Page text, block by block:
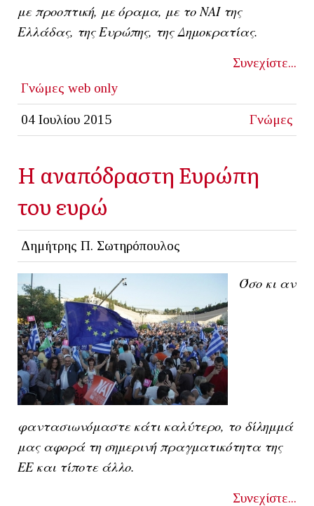
με προοπτική, με όραμα, με το ΝΑΙ της
Ελλάδας, της Ευρώπης, της Δημοκρατίας.
Συνεχίστε...
Γνώμες web only
04 Ιουλίου 2015 Γνώμες
Η αναπόδραστη Ευρώπη
του ευρώ
Δημήτρης Π. Σωτηρόπουλος
Όσο κι αν
φαντασιωνόμαστε κάτι καλύτερο, το δίλημμά
μας αφορά τη σημερινή πραγματικότητα της
ΕΕ και τίποτε άλλο.
Συνεχίστε...